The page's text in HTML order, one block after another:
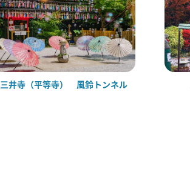
三井寺（平等寺） 風鈴トンネル